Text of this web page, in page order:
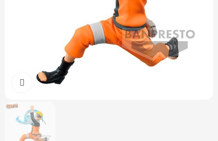
Cliquez pour agrandir